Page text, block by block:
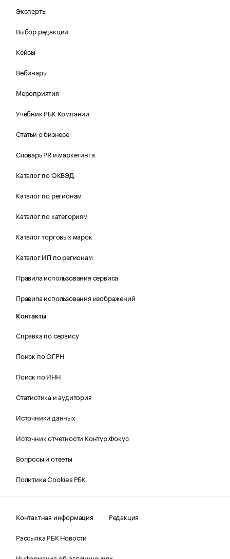
Эксперты
Выбор редакции
Кейсы
Вебинары
Мероприятия
Учебник РБК Компании
Статьи о бизнесе
Словарь PR и маркетинга
Каталог по ОКВЭД
Каталог по регионам
Каталог по категориям
Каталог торговых марок
Каталог ИП по регионам
Правила использования сервиса
Правила использования изображений
Контакты
Справка по сервису
Поиск по ОГРН
Поиск по ИНН
Статистика и аудитория
Источники данных
Источник отчетности Контур.Фокус
Вопросы и ответы
Политика Cookies РБК
Контактная информация
Редакция
Рассылка РБК Новости